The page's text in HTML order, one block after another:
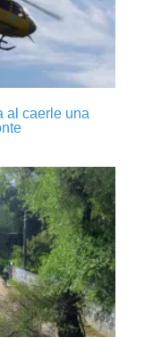
al caerle una